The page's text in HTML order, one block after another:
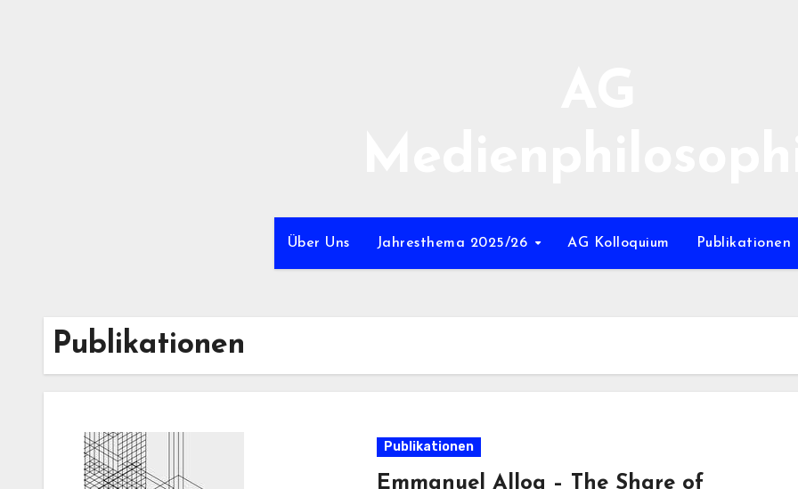
Über Uns Jahresthema 2025/26 AG Kolloquium Publikationen
Publikationen
Publikationen
Emmanuel Alloa – The Share of